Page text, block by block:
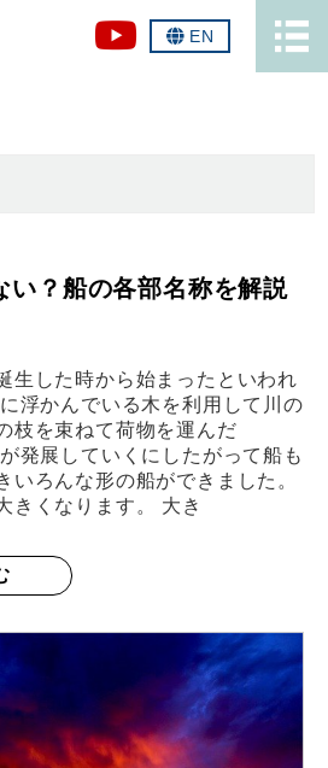
EN
い？船の各部名称を解説
生した時から始まったといわれ
浮かんでいる木を利用して川の
枝を束ねて荷物を運んだ
発展していくにしたがって船も
いろんな形の船ができました。
きくなります。 大き